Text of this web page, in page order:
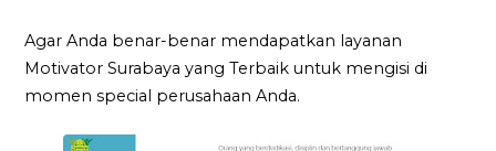
Agar Anda benar-benar mendapatkan layanan
Motivator Surabaya yang Terbaik untuk mengisi di
momen special perusahaan Anda.